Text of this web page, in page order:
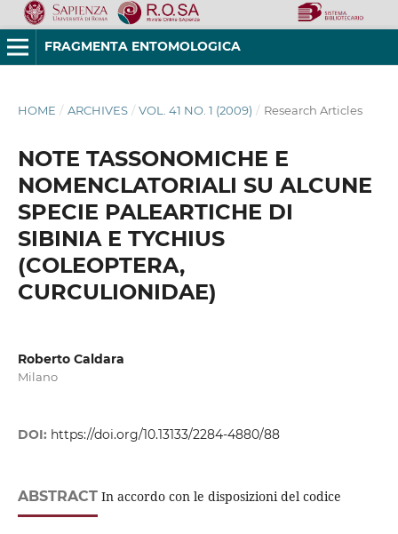
FRAGMENTA ENTOMOLOGICA
HOME / ARCHIVES / VOL. 41 NO. 1 (2009) / Research Articles
NOTE TASSONOMICHE E
NOMENCLATORIALI SU ALCUNE
SPECIE PALEARTICHE DI
SIBINIA E TYCHIUS
(COLEOPTERA,
CURCULIONIDAE)
Roberto Caldara
Milano
DOI: https://doi.org/10.13133/2284-4880/88
ABSTRACTIn accordo con le disposizioni del codice